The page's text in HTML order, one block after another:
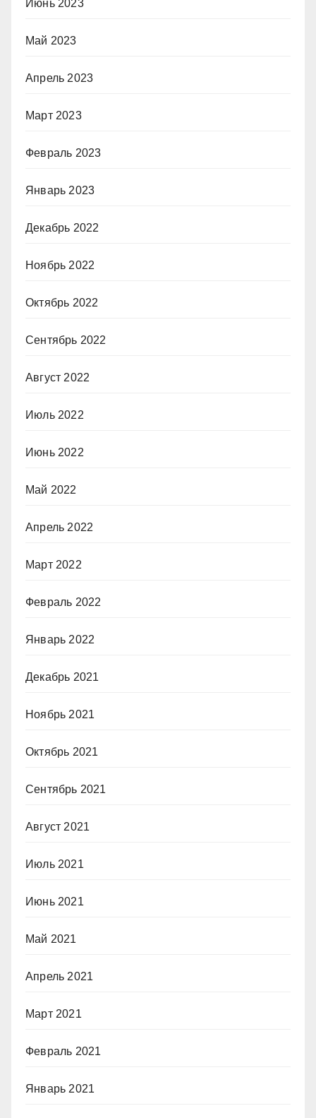
Июнь 2023
Май 2023
Апрель 2023
Март 2023
Февраль 2023
Январь 2023
Декабрь 2022
Ноябрь 2022
Октябрь 2022
Сентябрь 2022
Август 2022
Июль 2022
Июнь 2022
Май 2022
Апрель 2022
Март 2022
Февраль 2022
Январь 2022
Декабрь 2021
Ноябрь 2021
Октябрь 2021
Сентябрь 2021
Август 2021
Июль 2021
Июнь 2021
Май 2021
Апрель 2021
Март 2021
Февраль 2021
Январь 2021